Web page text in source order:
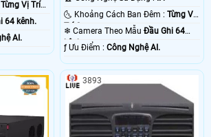
Từng Vị Trí
64 kênh.
AI.
🌜 Khoảng Cách Ban Đêm :Từng Vị
Trí Camera .
❄ Camera Theo MẫuĐầu Ghi 64
kênh.
️ƒ Ưu Điểm :Công Nghệ AI.
3893